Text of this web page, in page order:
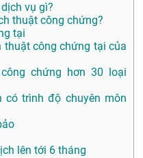
vụ gì?
thuật công chứng?
tại
thuật công chứng tại của
chứng hơn 30 loại
trình độ chuyên môn
lên tới 6 tháng